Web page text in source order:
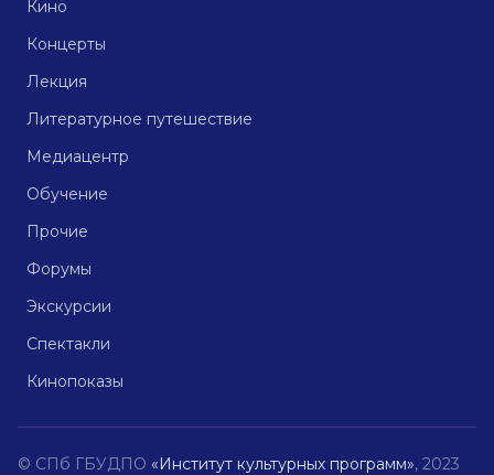
Кино
Концерты
Лекция
Литературное путешествие
Медиацентр
Обучение
Прочие
Форумы
Экскурсии
Спектакли
Кинопоказы
© СПб ГБУДПО «Институт культурных программ», 2023